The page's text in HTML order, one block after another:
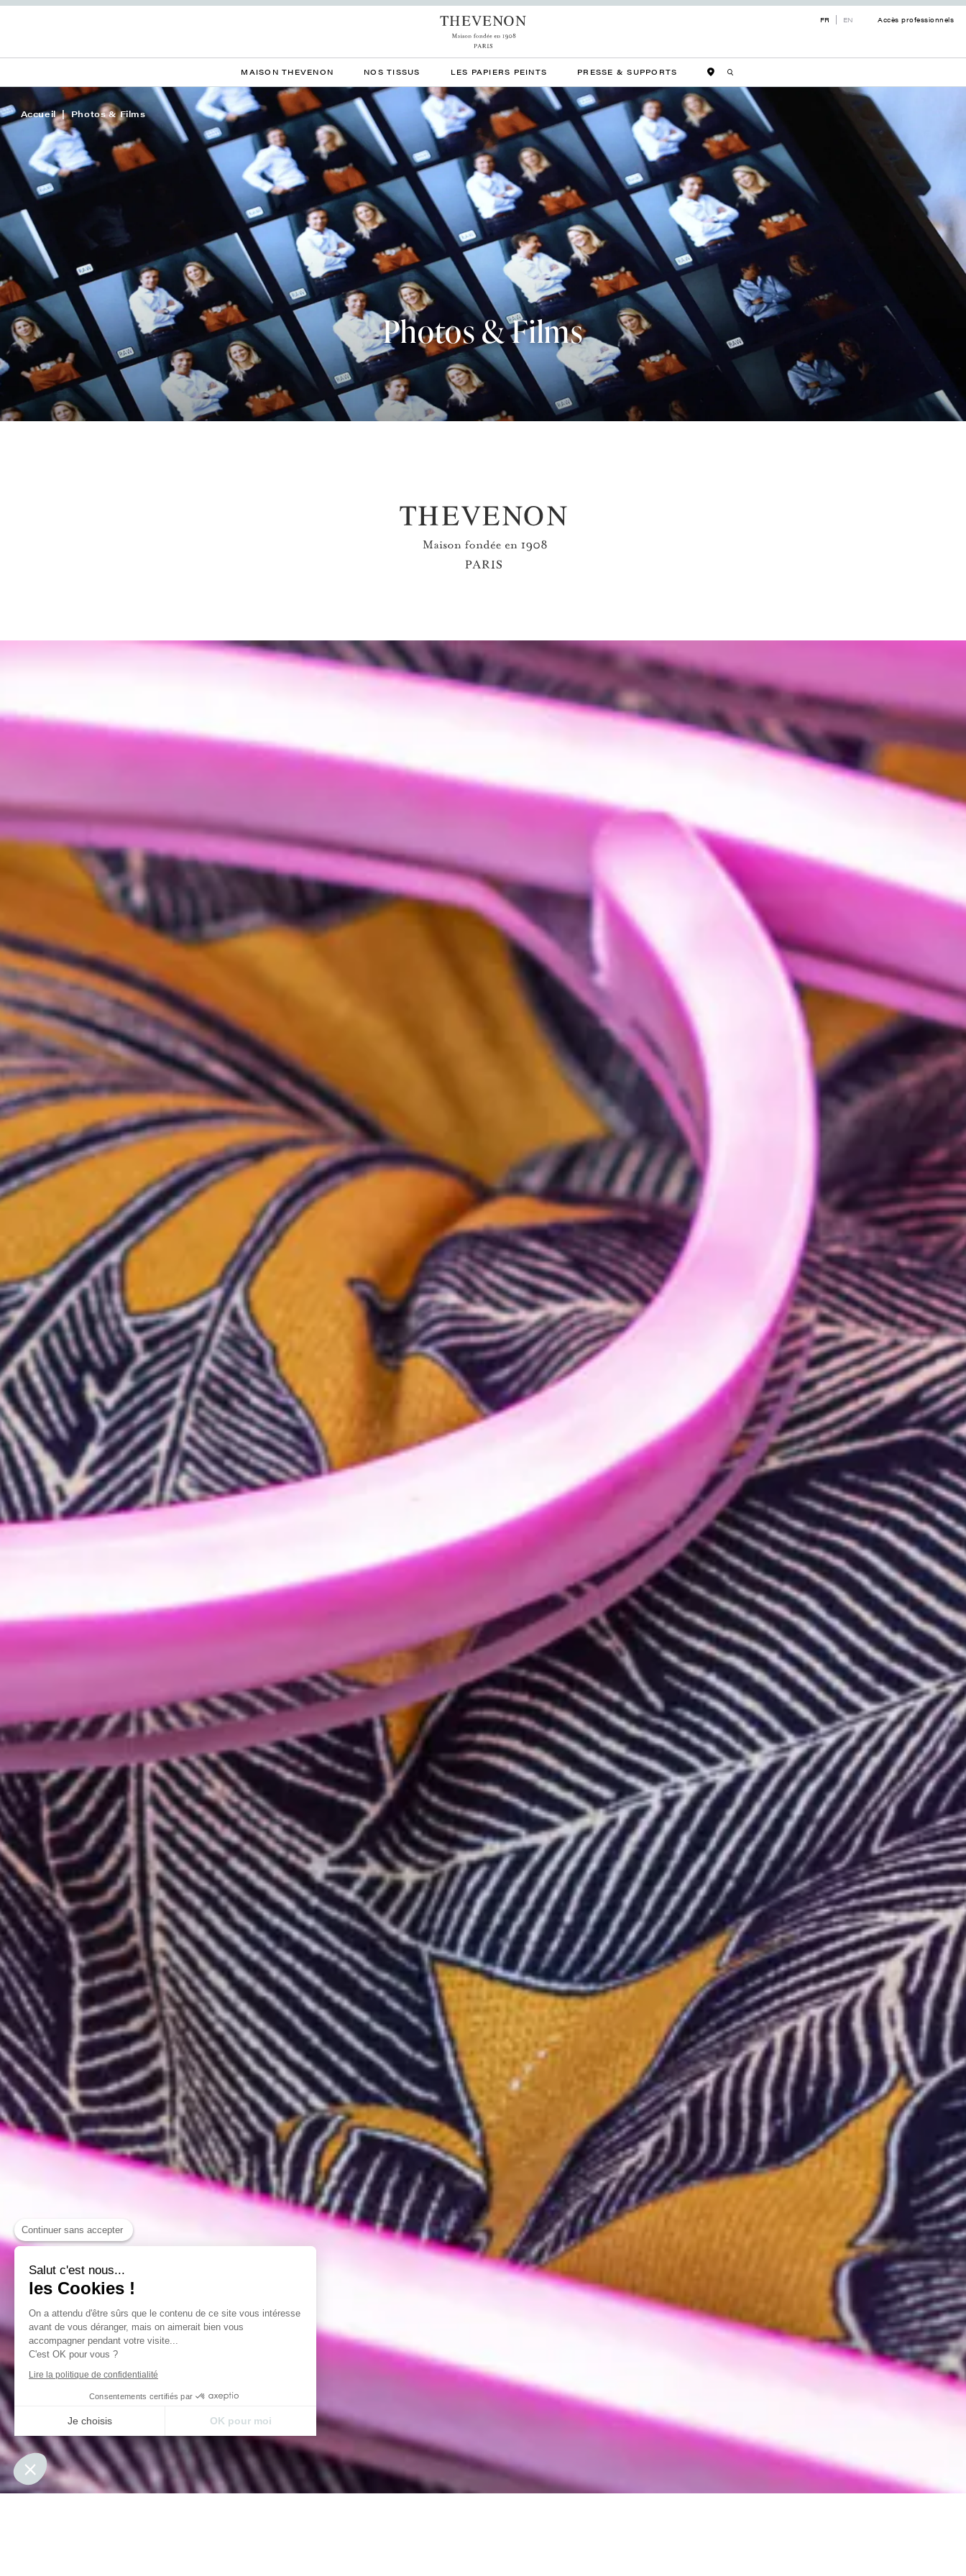
FR EN Accès professionnels
MAISON THEVENON NOS TISSUS LES PAPIERS PEINTS PRESSE & SUPPORTS
Accueil Photos & Films
Photos & Films
Continuer sans accepter
Salut c'est nous...
les Cookies !
On a attendu d'être sûrs que le contenu de ce site vous intéresse
avant de vous déranger, mais on aimerait bien vous
accompagner pendant votre visite...
C'est OK pour vous ?
Lire la politique de confidentialité
Consentements certifiés par
Je choisis OK pour moi
Axeptio consent
Plateforme de Gestion du Consentement : Personnalisez vos Options
Notre plateforme vous permet d'adapter et de gérer vos paramètres de confidentialité, en garantissant la conformité avec les réglementations. Personnalisez vos préférences pour contrôler la